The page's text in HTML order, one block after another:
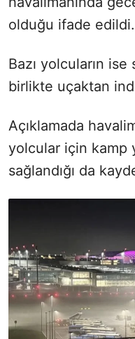
olduğu ifade edildi.
Bazı yolcuların
birlikte uçaktan
Açıklamada
yolcular için kamp
sağlandığı da